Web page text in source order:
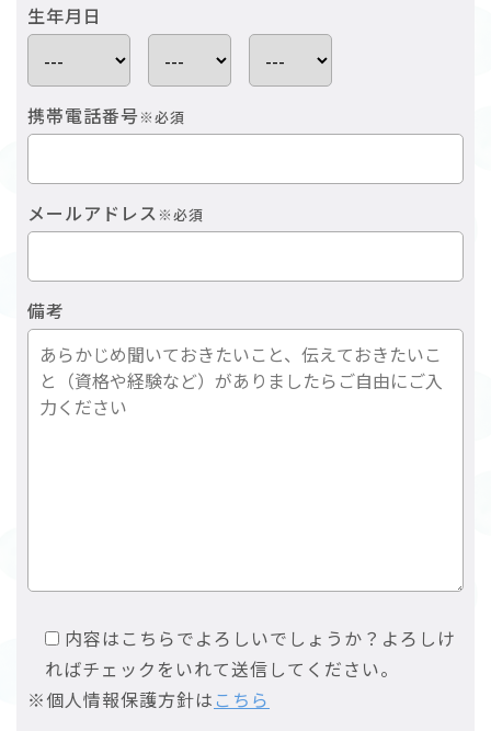
生年月日
携帯電話番号※必須
メールアドレス ※必須
備考
内容はこちらでよろしいでしょうか？よろしけ
ればチェックをいれて送信してください。
※個人情報保護方針は こちら